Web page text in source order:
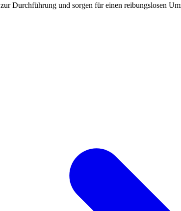
Durchführung und sorgen für einen reibungslosen